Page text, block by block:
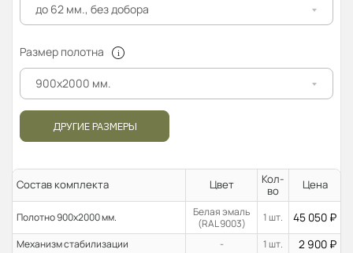
до 62 мм., без добора
Размер полотна
900x2000 мм.
ДРУГИЕ РАЗМЕРЫ
Состав комплекта Цвет
Кол-
во
Цена
Полотно 900x2000 мм.
Белая эмаль
(RAL 9003)
1 шт. 45 050 ₽
Механизм стабилизации - 1 шт. 2 900 ₽